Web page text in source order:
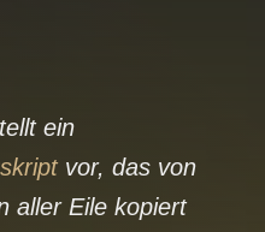
ein
vor, das von
aller Eile kopiert